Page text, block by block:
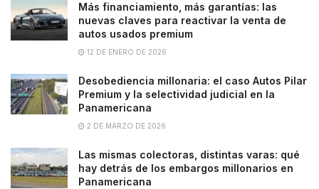
Más financiamiento, más garantías: las
nuevas claves para reactivar la venta de
autos usados premium
12 DE ENERO DE 2026
Desobediencia millonaria: el caso Autos Pilar
Premium y la selectividad judicial en la
Panamericana
2 DE MARZO DE 2026
Las mismas colectoras, distintas varas: qué
hay detrás de los embargos millonarios en
Panamericana